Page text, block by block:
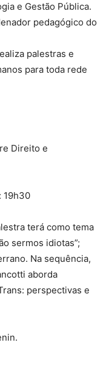
e Gestão Pública.
pedagógico do
palestras e
para toda rede
Direito e
19h30
terá como tema
sermos idiotas”;
Na sequência,
aborda
perspectivas e